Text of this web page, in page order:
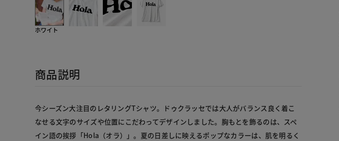
ホワイト
商品説明
今シーズン大注目のレタリングTシャツ。ドゥクラッセでは大人がバランス良く着こ
なせる文字のサイズや位置にこだわってデザインしました。胸もとを飾るのは、スペ
イン語の挨拶「Hola（オラ）」。夏の日差しに映えるポップなカラーは、肌を明るく